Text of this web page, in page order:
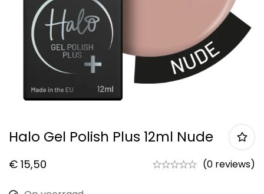
Halo Gel Polish Plus 12ml Nude
€ 15,50 (0 reviews)